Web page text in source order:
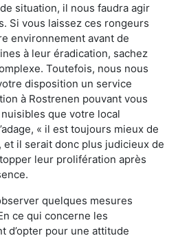
situation, il nous faudra agir
Si vous laissez ces rongeurs
environnement avant de
à leur éradication, sachez
Toutefois, nous nous
disposition un service
à Rostrenen pouvant vous
que votre local
« il est toujours mieux de
il serait donc plus judicieux de
leur prolifération après
quelques mesures
ce qui concerne les
d’opter pour une attitude